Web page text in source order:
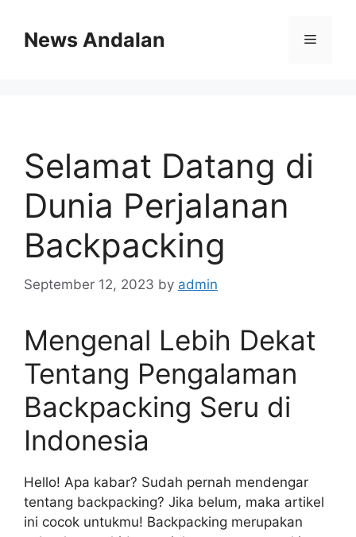
contentNews Andalan Menu
Selamat Datang di
Dunia Perjalanan
Backpacking
September 12, 2023 by admin
Mengenal Lebih Dekat
Tentang Pengalaman
Backpacking Seru di
Indonesia
Hello! Apa kabar? Sudah pernah mendengar
tentang backpacking? Jika belum, maka artikel
ini cocok untukmu! Backpacking merupakan